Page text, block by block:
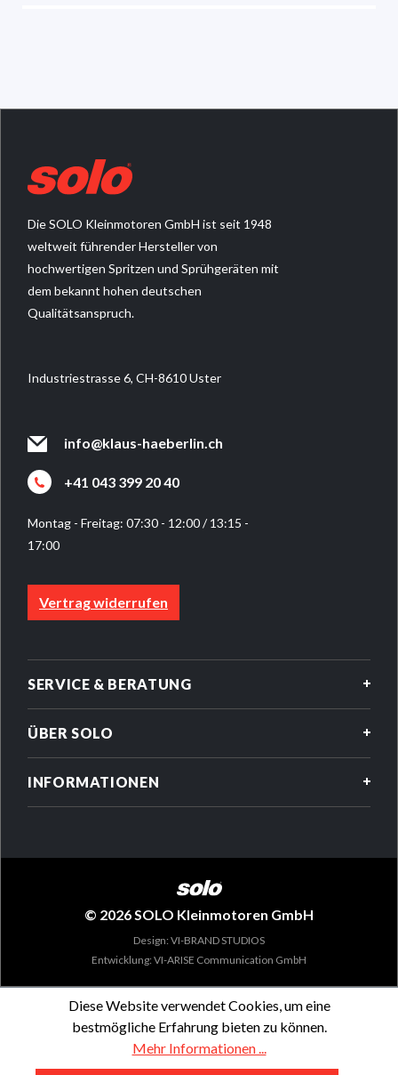
Die SOLO Kleinmotoren GmbH ist seit 1948
weltweit führender Hersteller von
hochwertigen Spritzen und Sprühgeräten mit
dem bekannt hohen deutschen
Qualitätsanspruch.
Industriestrasse 6, CH-8610 Uster
info@klaus-haeberlin.ch
+41 043 399 20 40
Montag - Freitag: 07:30 - 12:00 / 13:15 -
17:00
Vertrag widerrufen
SERVICE & BERATUNG
ÜBER SOLO
INFORMATIONEN
© 2026 SOLO Kleinmotoren GmbH
Design: VI-BRAND STUDIOS
Entwicklung: VI-ARISE Communication GmbH
Diese Website verwendet Cookies, um eine
bestmögliche Erfahrung bieten zu können.
Mehr Informationen ...